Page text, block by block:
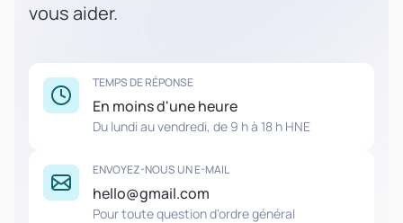
vous aider.
TEMPS DE RÉPONSE
En moins d'une heure
Du lundi au vendredi, de 9 h à 18 h HNE
ENVOYEZ-NOUS UN E-MAIL
hello@gmail.com
Pour toute question d'ordre général